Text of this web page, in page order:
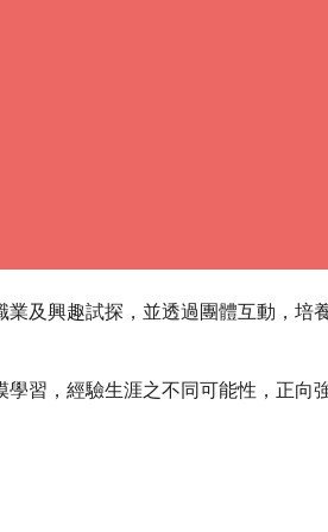
及興趣試探，並透過團體互動，培
習，經驗生涯之不同可能性，正向